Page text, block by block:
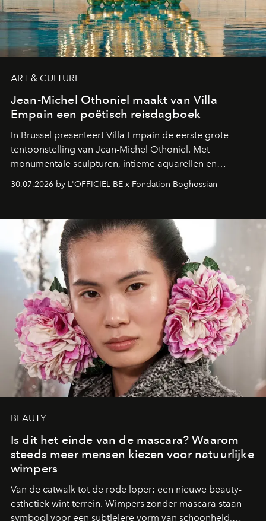
ART & CULTURE
Jean-Michel Othoniel maakt van Villa
Empain een poëtisch reisdagboek
In Brussel presenteert Villa Empain de eerste grote
tentoonstelling van Jean-Michel Othoniel. Met
monumentale sculpturen, intieme aquarellen en
fonkelend Murano-glas creëert de Franse kunstenaar
een emotionele reis waarin elk werk de herinnering
moment van verwondering.
30.07.2026 by L'OFFICIEL BE x Fondation Boghossian
BEAUTY
Is dit het einde van de mascara? Waarom
steeds meer mensen kiezen voor natuurlijke
wimpers
Van de catwalk tot de rode loper: een nieuwe beauty-
esthetiek wint terrein. Wimpers zonder mascara staan
symbool voor een subtielere vorm van schoonheid,